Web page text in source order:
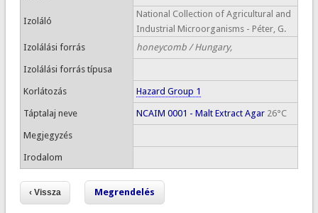
Izoláló
National Collection of Agricultural and
Industrial Microorganisms - Péter, G.
Izolálási forrás
honeycomb / Hungary,
Izolálási forrás típusa
Korlátozás Hazard Group 1
Táptalaj neve NCAIM 0001 - Malt Extract Agar26°C
Megjegyzés
Irodalom
Megrendelés